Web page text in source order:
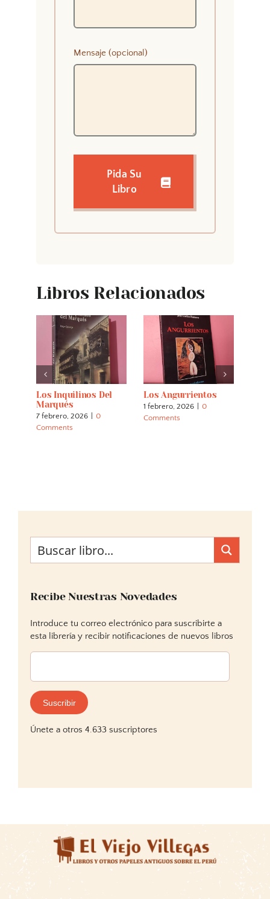
Mensaje (opcional)
Pida Su
Libro
Libros Relacionados
Los Inquilinos Del
Marqués
7 febrero, 2026
0
Comments
Los Angurrientos
1 febrero, 2026
0
Comments
Recibe Nuestras Novedades
Introduce tu correo electrónico para suscribirte a
esta librería y recibir notificaciones de nuevos libros
Dirección
correo
electrónico:
Suscribir
Únete a otros 4.633 suscriptores